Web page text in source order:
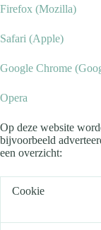
Firefox (Mozilla)
Safari (Apple)
Google Chrome
Opera
Op deze website
bijvoorbeeld
een overzicht:
Cookie